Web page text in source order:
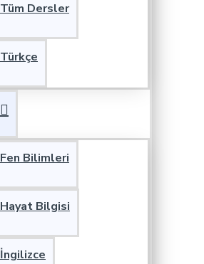
Tüm Dersler
Türkçe
Fen Bilimleri
Hayat Bilgisi
İngilizce